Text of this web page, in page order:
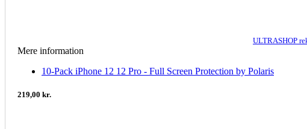
ULTRASHOP
Mere information
10-Pack iPhone 12 12 Pro - Full Screen Protection by Polaris
219,00 kr.